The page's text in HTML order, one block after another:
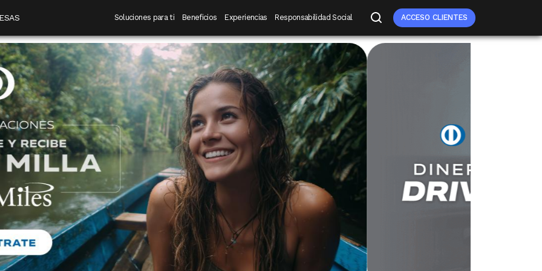
Navegación principal
Soluciones para ti Beneficios Experiencias Responsabilidad Social ACCESO CLIENTES